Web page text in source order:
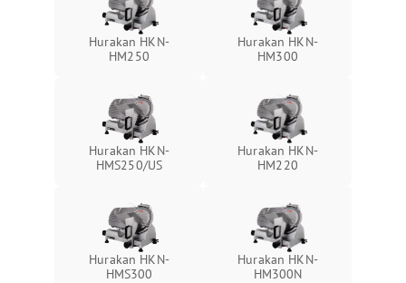
Hurakan HKN-
HM250
Hurakan HKN-
HM300
Hurakan HKN-
HMS250/US
Hurakan HKN-
HM220
Hurakan HKN-
HMS300
Hurakan HKN-
HM300N